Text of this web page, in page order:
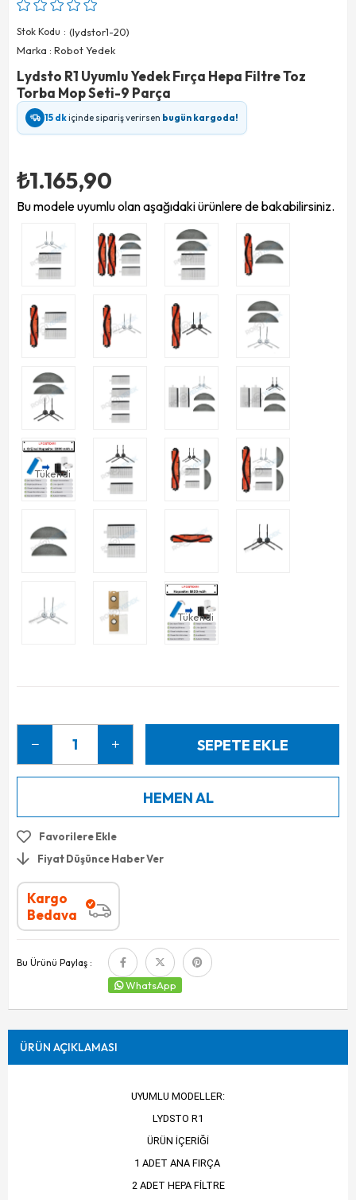
Stok Kodu
(lydstor1-20)
Marka : Robot Yedek
Lydsto R1 Uyumlu Yedek Fırça Hepa Filtre Toz
Torba Mop Seti-9 Parça
15 dkiçinde sipariş verirsen bugün kargoda!
₺1.165,90
Bu modele uyumlu olan aşağıdaki ürünlere de bakabilirsiniz.
Tükendi
Tükendi
Favorilere Ekle
Fiyat Düşünce Haber Ver
Kargo
Bedava
Bu Ürünü Paylaş :
WhatsApp
ÜRÜN AÇIKLAMASI
UYUMLU MODELLER:
LYDSTO R1
ÜRÜN İÇERİĞİ
1 ADET ANA FIRÇA
2 ADET HEPA FİLTRE